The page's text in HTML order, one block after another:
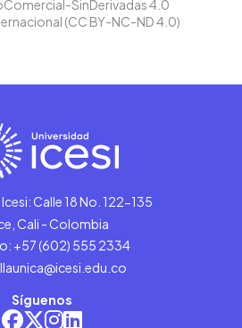
SinDerivadas 4.0
(CC BY-NC-ND 4.0)
Calle 18 No. 122-135
Cali - Colombia
+57 (602) 555 2334
Síguenos